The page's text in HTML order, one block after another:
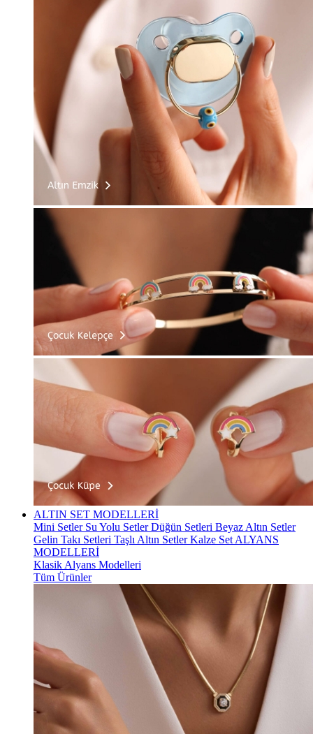
ALTIN SET MODELLERİ
Mini Setler Su Yolu SetlerDüğün Setleri Beyaz Altın Setler
Gelin Takı Setleri Taşlı Altın SetlerKalze Set ALYANS
MODELLERİ
Klasik Alyans Modelleri
Tüm Ürünler